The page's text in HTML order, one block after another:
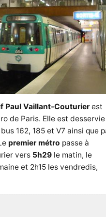
Paul Vaillant-Couturier est
de Paris. Elle est desservie
162, 185 et V7 ainsi que
premier métro passe à
vers 5h29 le matin, le
et 2h15 les vendredis,